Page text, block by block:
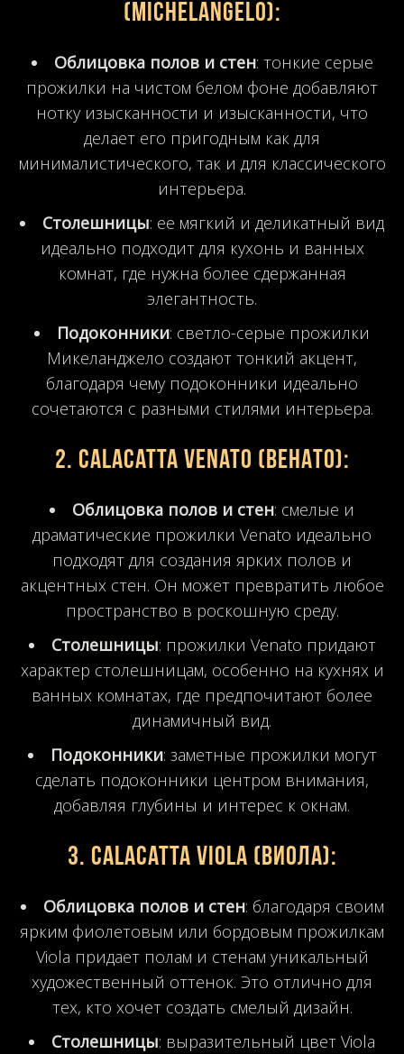
(Michelangelo):
Облицовка полов и стен: тонкие серые
прожилки на чистом белом фоне добавляют
нотку изысканности и изысканности, что
делает его пригодным как для
минималистического, так и для классического
интерьера.
Столешницы: ее мягкий и деликатный вид
идеально подходит для кухонь и ванных
комнат, где нужна более сдержанная
элегантность.
Подоконники: светло-серые прожилки
Микеланджело создают тонкий акцент,
благодаря чему подоконники идеально
сочетаются с разными стилями интерьера.
2. Calacatta Venato (Венато):
Облицовка полов и стен: смелые и
драматические прожилки Venato идеально
подходят для создания ярких полов и
акцентных стен. Он может превратить любое
пространство в роскошную среду.
Столешницы: прожилки Venato придают
характер столешницам, особенно на кухнях и
ванных комнатах, где предпочитают более
динамичный вид.
Подоконники: заметные прожилки могут
сделать подоконники центром внимания,
добавляя глубины и интерес к окнам.
3. Calacatta Viola (Виола):
Облицовка полов и стен: благодаря своим
ярким фиолетовым или бордовым прожилкам
Viola придает полам и стенам уникальный
художественный оттенок. Это отлично для
тех, кто хочет создать смелый дизайн.
Столешницы: выразительный цвет Viola